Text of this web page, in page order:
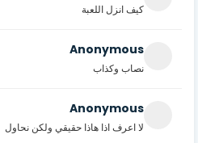
كيف انزل اللعبة
Anonymous
نصاب وكذاب
Anonymous
لا اعرف اذا هاذا حقيقي ولكن نحاول